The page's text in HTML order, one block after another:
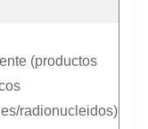
(productos
radionucleidos)